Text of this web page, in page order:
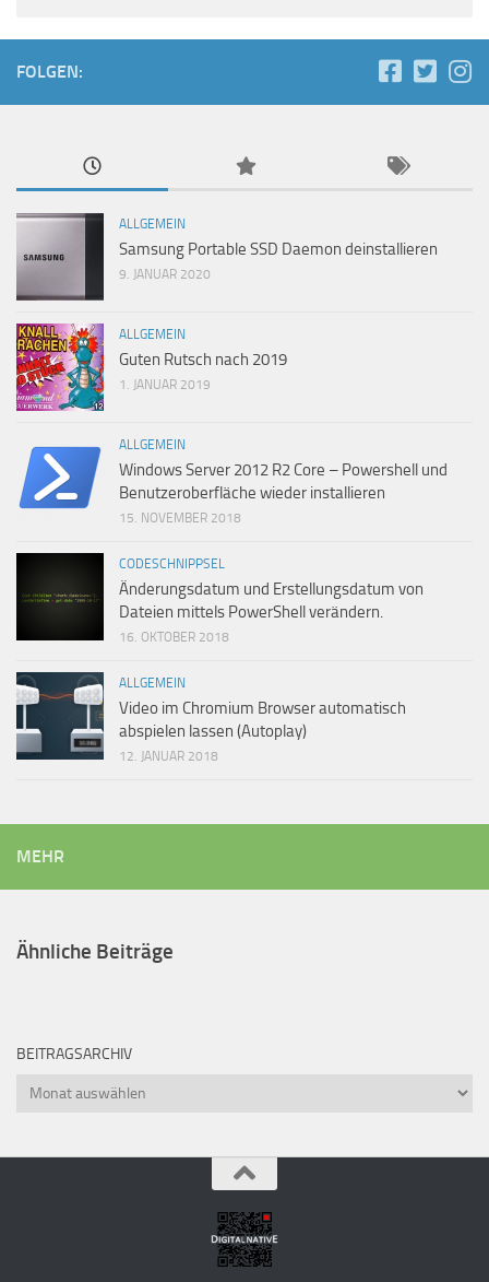
FOLGEN:
ALLGEMEIN
Samsung Portable SSD Daemon deinstallieren
9. JANUAR 2020
ALLGEMEIN
Guten Rutsch nach 2019
1. JANUAR 2019
ALLGEMEIN
Windows Server 2012 R2 Core – Powershell und
Benutzeroberfläche wieder installieren
15. NOVEMBER 2018
CODESCHNIPPSEL
Änderungsdatum und Erstellungsdatum von
Dateien mittels PowerShell verändern.
16. OKTOBER 2018
ALLGEMEIN
Video im Chromium Browser automatisch
abspielen lassen (Autoplay)
12. JANUAR 2018
MEHR
Ähnliche Beiträge
BEITRAGSARCHIV
Beitragsarchiv